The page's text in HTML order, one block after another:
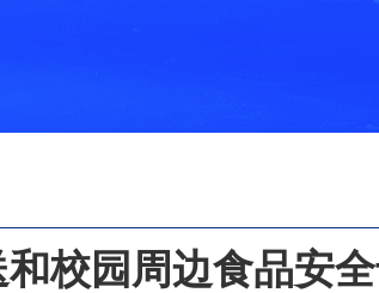
校园周边食品安